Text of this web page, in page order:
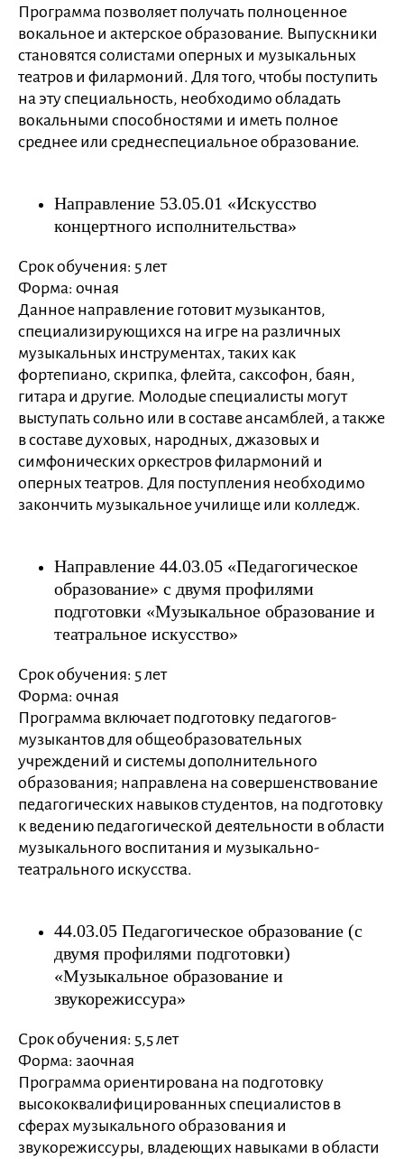
Программа позволяет получать полноценное
вокальное и актерское образование. Выпускники
становятся солистами оперных и музыкальных
театров и филармоний. Для того, чтобы поступить
на эту специальность, необходимо обладать
вокальными способностями и иметь полное
среднее или среднеспециальное образование.
Направление 53.05.01 «Искусство
концертного исполнительства»
Срок обучения: 5 лет
Форма: очная
Данное направление готовит музыкантов,
специализирующихся на игре на различных
музыкальных инструментах, таких как
фортепиано, скрипка, флейта, саксофон, баян,
гитара и другие. Молодые специалисты могут
выступать сольно или в составе ансамблей, а также
в составе духовых, народных, джазовых и
симфонических оркестров филармоний и
оперных театров. Для поступления необходимо
закончить музыкальное училище или колледж.
Направление 44.03.05 «Педагогическое
образование» с двумя профилями
подготовки «Музыкальное образование и
театральное искусство»
Срок обучения: 5 лет
Форма: очная
Программа включает подготовку педагогов-
музыкантов для общеобразовательных
учреждений и системы дополнительного
образования; направлена на совершенствование
педагогических навыков студентов, на подготовку
к ведению педагогической деятельности в области
музыкального воспитания и музыкально-
театрального искусства.
44.03.05 Педагогическое образование (с
двумя профилями подготовки)
«Музыкальное образование и
звукорежиссура»
Срок обучения: 5,5 лет
Форма: заочная
Программа ориентирована на подготовку
высококвалифицированных специалистов в
сферах музыкального образования и
звукорежиссуры, владеющих навыками в области